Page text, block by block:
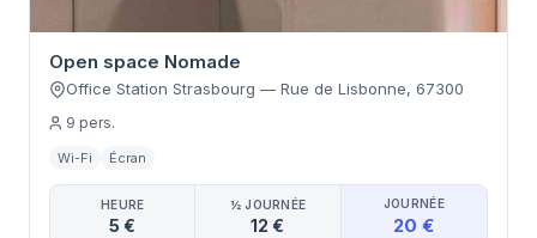
Open space Nomade
Office Station Strasbourg — Rue de Lisbonne, 67300
9 pers.
Wi-Fi Écran
HEURE
5 €
½ JOURNÉE
12 €
JOURNÉE
20 €